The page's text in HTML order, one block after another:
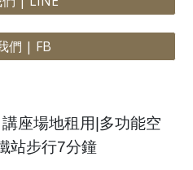
們 | FB
座場地租用|多功能空
站步行7分鐘